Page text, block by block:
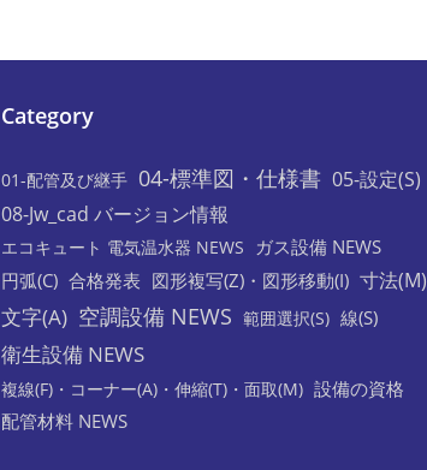
く
だ
さ
い。
(任
Category
01-配管及び継手 04-標準図・仕様書 05-設定(S)
08-Jw_cad バージョン情報
エコキュート 電気温水器 NEWS
ガス設備 NEWS
円弧(C) 合格発表 図形複写(Z)・図形移動(I) 寸法(M)
文字(A) 空調設備 NEWS 範囲選択(S) 線(S)
衛生設備 NEWS
複線(F)・コーナー(A)・伸縮(T)・面取(M) 設備の資格
配管材料 NEWS